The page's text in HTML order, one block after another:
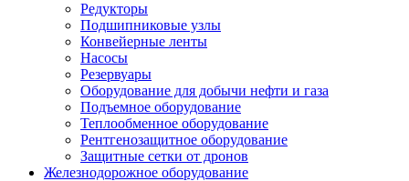
Редукторы
Подшипниковые узлы
Конвейерные ленты
Насосы
Резервуары
Оборудование для добычи нефти и газа
Подъемное оборудование
Теплообменное оборудование
Рентгенозащитное оборудование
Защитные сетки от дронов
Железнодорожное оборудование